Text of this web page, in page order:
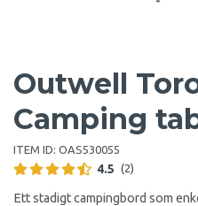
Outwell
Camping
ITEM ID: OAS530055
4.5 (2)
Ett stadigt campingbord som